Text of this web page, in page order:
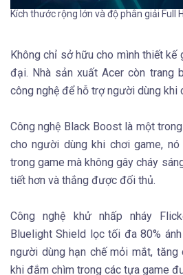
Kích thước rộng lớn và độ phân giải Full
Không chỉ sở hữu cho mình thiết kế
đại. Nhà sản xuất Acer còn trang
công nghệ để hỗ trợ người dùng khi
Công nghệ Black Boost là một
cho người dùng khi chơi game,
trong game mà không gây cháy
tiết hơn và thắng được đối thủ.
Công nghệ khử nhấp nháy
Bluelight Shield lọc tối đa 80%
người dùng hạn chế mỏi mắt,
khi đắm chìm trong các tựa game